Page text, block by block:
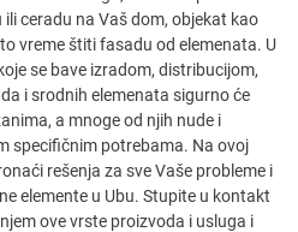
ceradu na Vaš dom, objekat kao
vreme štiti fasadu od elemenata. U
se bave izradom, distribucijom,
i srodnih elemenata sigurno će
a mnoge od njih nude i
specifičnim potrebama. Na ovoj
rešenja za sve Vaše probleme i
elemente u Ubu. Stupite u kontakt
ove vrste proizvoda i usluga i